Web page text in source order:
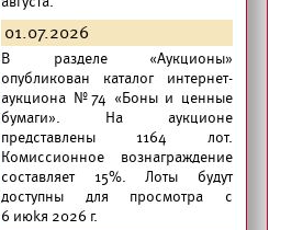
01.07.2026
В разделе «Аукционы»
опубликован каталог интернет-
аукциона №74 «Боны и ценные
бумаги». На аукционе
представлены 1164 лот.
Комиссионное вознаграждение
составляет 15%. Лоты будут
доступны для просмотра с
6 июkя 2026 г.